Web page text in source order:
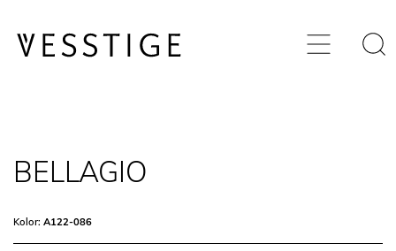
BELLAGIO
Kolor: A122-086